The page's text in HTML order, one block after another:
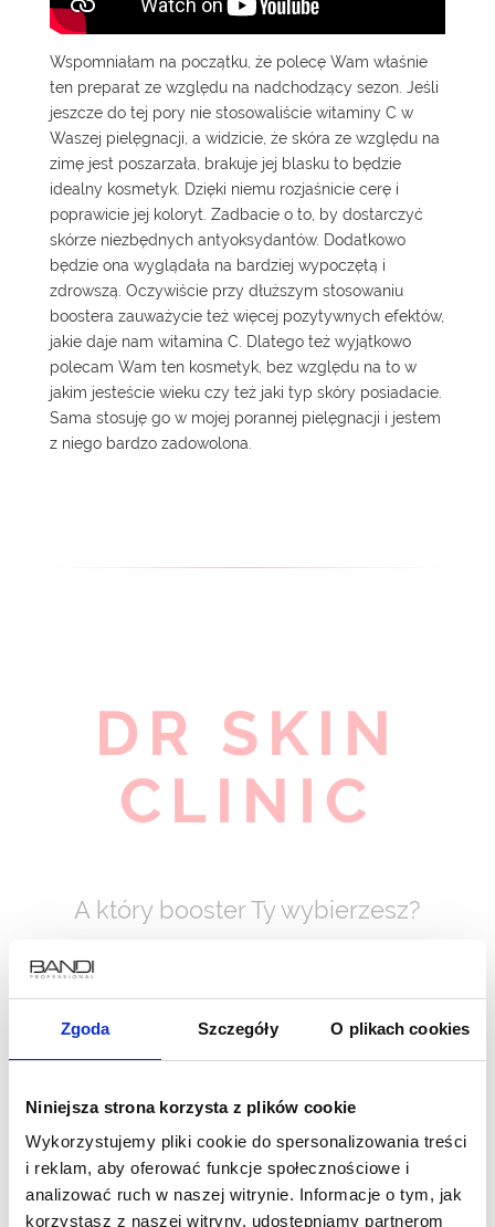
Zgoda Szczegóły O plikach cookies
Niniejsza strona korzysta z plików cookie
Wykorzystujemy pliki cookie do spersonalizowania treści
i reklam, aby oferować funkcje społecznościowe i
analizować ruch w naszej witrynie. Informacje o tym, jak
korzystasz z naszej witryny, udostępniamy partnerom
Wspomniałam na początku, że polecę Wam właśnie
ten preparat ze względu na nadchodzący sezon. Jeśli
jeszcze do tej pory nie stosowaliście witaminy C w
Waszej pielęgnacji, a widzicie, że skóra ze względu na
zimę jest poszarzała, brakuje jej blasku to będzie
idealny kosmetyk. Dzięki niemu rozjaśnicie cerę i
poprawicie jej koloryt. Zadbacie o to, by dostarczyć
skórze niezbędnych antyoksydantów. Dodatkowo
będzie ona wyglądała na bardziej wypoczętą i
zdrowszą. Oczywiście przy dłuższym stosowaniu
boostera zauważycie też więcej pozytywnych efektów,
jakie daje nam witamina C. Dlatego też wyjątkowo
polecam Wam ten kosmetyk, bez względu na to w
jakim jesteście wieku czy też jaki typ skóry posiadacie.
Sama stosuję go w mojej porannej pielęgnacji i jestem
z niego bardzo zadowolona.
DR SKIN
CLINIC
A który booster Ty wybierzesz?
ZOBACZ